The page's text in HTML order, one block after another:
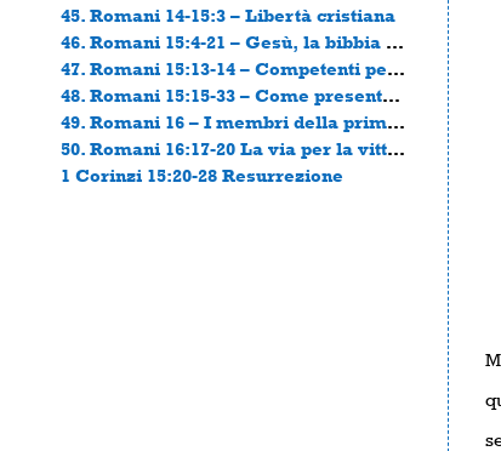
45. Romani 14-15:3 – Libertà cristiana
46. Romani 15:4-21 – Gesù, la bibbia e tu.
47. Romani 15:13-14 – Competenti per consigliare
48. Romani 15:15-33 – Come presentare il vangelo a qualcuno
49. Romani 16 – I membri della prima chiesa
50. Romani 16:17-20 La via per la vittoria
1 Corinzi 15:20-28 Resurrezione